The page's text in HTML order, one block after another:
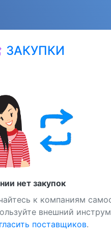
ЗАКУПКИ
нет закупок
к компаниям
внешний
поставщиков.